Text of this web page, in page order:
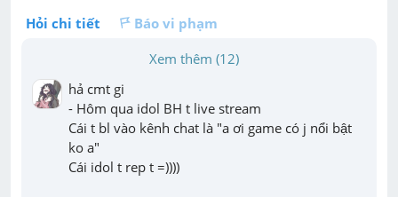
Hỏi chi tiết
Báo vi phạm
Xem thêm (12)
hả cmt gi
- Hôm qua idol BH t live stream
Cái t bl vào kênh chat là "a ơi game có j nổi bật
ko a"
Cái idol t rep t =))))